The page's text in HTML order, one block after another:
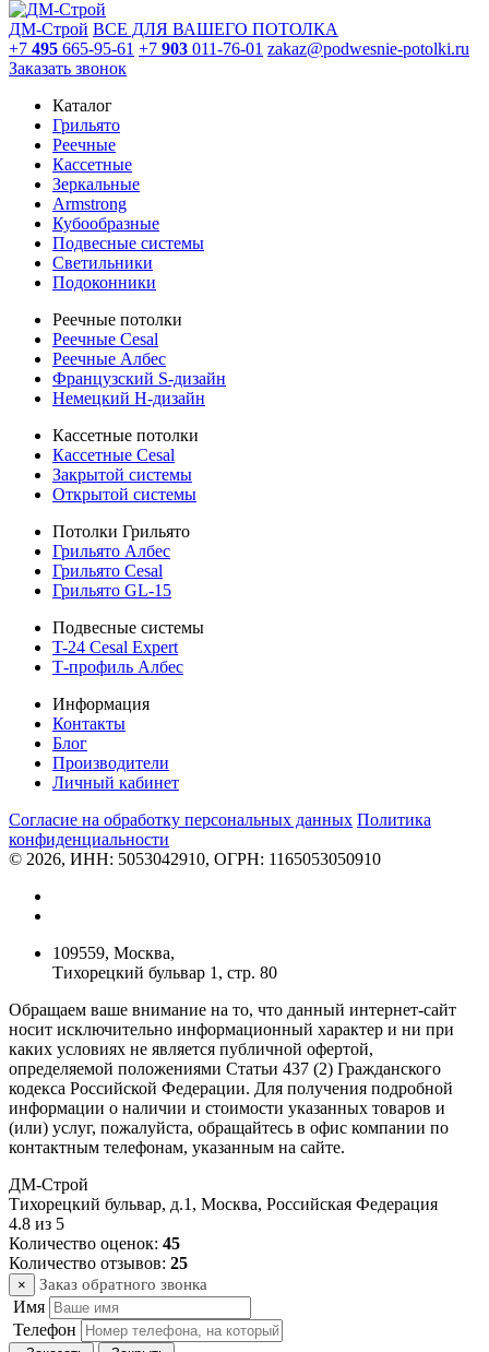
ДМ-Строй ВСЕ ДЛЯ ВАШЕГО ПОТОЛКА
+7 495 665-95-61 +7 903 011-76-01 zakaz@podwesnie-potolki.ru
Заказать звонок
Каталог
Грильято
Реечные
Кассетные
Зеркальные
Armstrong
Кубообразные
Подвесные системы
Светильники
Подоконники
Реечные потолки
Реечные Cesal
Реечные Албес
Французский S-дизайн
Немецкий H-дизайн
Кассетные потолки
Кассетные Cesal
Закрытой системы
Открытой системы
Потолки Грильято
Грильято Албес
Грильято Cesal
Грильято GL-15
Подвесные системы
T-24 Cesal Expert
Т-профиль Албес
Информация
Контакты
Блог
Производители
Личный кабинет
Согласие на обработку персональных данных Политикa
конфиденциальности
© 2026, ИНН: 5053042910, ОГРН: 1165053050910
109559, Москва,
Тихорецкий бульвар 1, стр. 80
Обращаем ваше внимание на то, что данный интернет-сайт
носит исключительно информационный характер и ни при
каких условиях не является публичной офертой,
определяемой положениями Статьи 437 (2) Гражданского
кодекса Российской Федерации. Для получения подробной
информации о наличии и стоимости указанных товаров и
(или) услуг, пожалуйста, обращайтесь в офис компании по
контактным телефонам, указанным на сайте.
ДМ-Строй
Тихорецкий бульвар, д.1 , Москва, Российская Федерация
4.8 из 5
Количество оценок: 45
Количество отзывов: 25
× Заказ обратного звонка
Имя
Телефон